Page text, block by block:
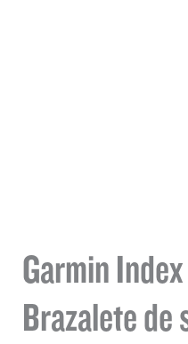
Garmin
Brazalete de